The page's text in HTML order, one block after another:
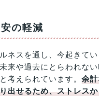
の軽減
ネスを通し、今起きて
来や過去にとらわれない
考えられています。余
出せるため、ストレス